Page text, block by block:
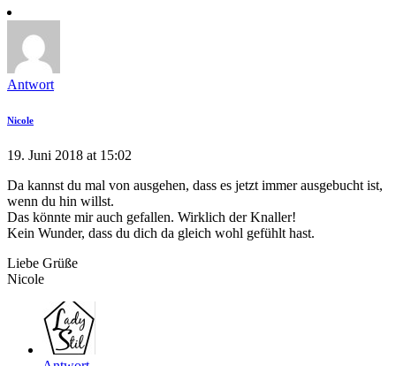
Antwort
Nicole
19. Juni 2018 at 15:02
Da kannst du mal von ausgehen, dass es jetzt immer ausgebucht ist,
wenn du hin willst.
Das könnte mir auch gefallen. Wirklich der Knaller!
Kein Wunder, dass du dich da gleich wohl gefühlt hast.
Liebe Grüße
Nicole